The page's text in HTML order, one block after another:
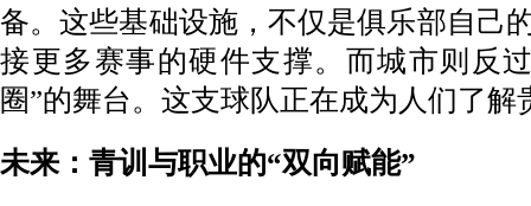
备。这些基础设施，不仅是俱乐部自己
接更多赛事的硬件支撑。而城市则反
圈”的舞台。这支球队正在成为人们了解
未来：青训与职业的“双向赋能”